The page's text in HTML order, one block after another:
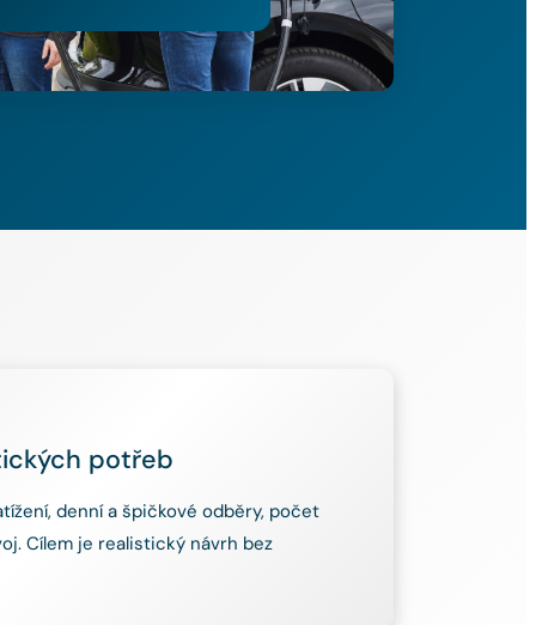
potřeb
denní a špičkové odběry, počet
Cílem je realistický návrh bez